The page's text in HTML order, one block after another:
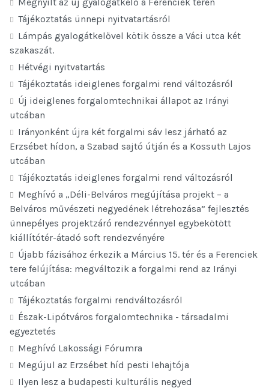
Tájékoztatás ünnepi nyitvatartásról
Lámpás gyalogátkelővel kötik össze a Váci utca két
szakaszát.
Hétvégi nyitvatartás
Tájékoztatás ideiglenes forgalmi rend változásról
Új ideiglenes forgalomtechnikai állapot az Irányi
utcában
Irányonként újra két forgalmi sáv lesz járható az
Erzsébet hídon, a Szabad sajtó útján és a Kossuth Lajos
utcában
Tájékoztatás ideiglenes forgalmi rend változásról
Meghívó a „Déli-Belváros megújítása projekt – a
Belváros művészeti negyedének létrehozása” fejlesztés
ünnepélyes projektzáró rendezvénnyel egybekötött
kiállítótér-átadó soft rendezvényére
Újabb fázisához érkezik a Március 15. tér és a Ferenciek
tere felújítása: megváltozik a forgalmi rend az Irányi
utcában
Tájékoztatás forgalmi rendváltozásról
Észak-Lipótváros forgalomtechnika - társadalmi
egyeztetés
Meghívó Lakossági Fórumra
Megújul az Erzsébet híd pesti lehajtója
Ilyen lesz a budapesti kulturális negyed